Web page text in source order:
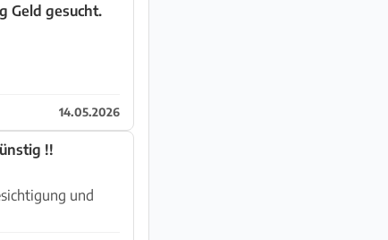
Geld gesucht.
14.05.2026
von Bosch, Standgerät - günstig !!